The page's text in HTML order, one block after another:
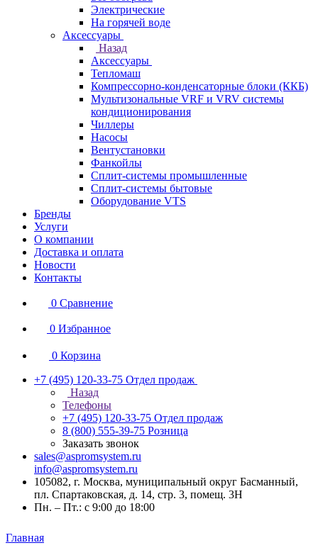
Электрические
На горячей воде
Аксессуары
Назад
Аксессуары
Тепломаш
Компрессорно-конденсаторные блоки (ККБ)
Мультизональные VRF и VRV системы
кондиционирования
Чиллеры
Насосы
Вентустановки
Фанкойлы
Сплит-системы промышленные
Сплит-системы бытовые
Оборудование VTS
Бренды
Услуги
О компании
Доставка и оплата
Новости
Контакты
0 Сравнение
0 Избранное
0 Корзина
+7 (495) 120-33-75 Отдел продаж
Назад
Телефоны
+7 (495) 120-33-75 Отдел продаж
8 (800) 555-39-75 Розница
Заказать звонок
sales@aspromsystem.ru
info@aspromsystem.ru
105082, г. Москва, муниципальный округ Басманный,
пл. Спартаковская, д. 14, стр. 3, помещ. 3Н
Пн. – Пт.: с 9:00 до 18:00
Главная